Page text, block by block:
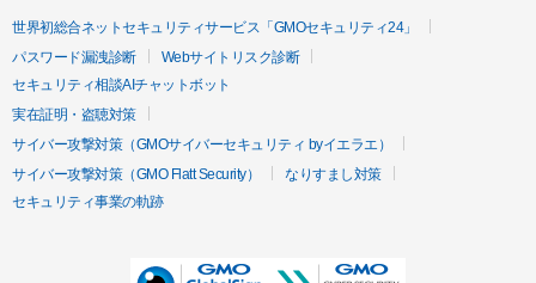
世界初総合ネットセキュリティサービス「GMOセキュリティ24」
パスワード漏洩診断
Webサイトリスク診断
セキュリティ相談AIチャットボット
実在証明・盗聴対策
サイバー攻撃対策（GMOサイバーセキュリティ byイエラエ）
サイバー攻撃対策（GMO Flatt Security）
なりすまし対策
セキュリティ事業の軌跡